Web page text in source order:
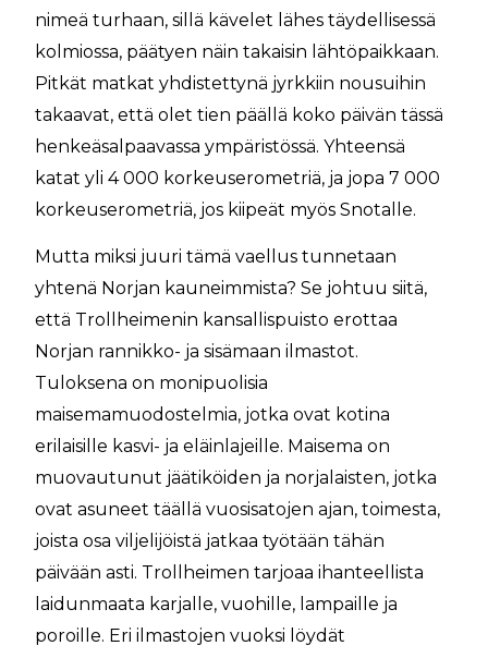
nimeä turhaan, sillä kävelet lähes täydellisessä
kolmiossa, päätyen näin takaisin lähtöpaikkaan.
Pitkät matkat yhdistettynä jyrkkiin nousuihin
takaavat, että olet tien päällä koko päivän tässä
henkeäsalpaavassa ympäristössä. Yhteensä
katat yli 4 000 korkeuserometriä, ja jopa 7 000
korkeuserometriä, jos kiipeät myös Snotalle.
Mutta miksi juuri tämä vaellus tunnetaan
yhtenä Norjan kauneimmista? Se johtuu siitä,
että Trollheimenin kansallispuisto erottaa
Norjan rannikko- ja sisämaan ilmastot.
Tuloksena on monipuolisia
maisemamuodostelmia, jotka ovat kotina
erilaisille kasvi- ja eläinlajeille. Maisema on
muovautunut jäätiköiden ja norjalaisten, jotka
ovat asuneet täällä vuosisatojen ajan, toimesta,
joista osa viljelijöistä jatkaa työtään tähän
päivään asti. Trollheimen tarjoaa ihanteellista
laidunmaata karjalle, vuohille, lampaille ja
poroille. Eri ilmastojen vuoksi löydät